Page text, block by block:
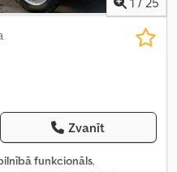
Zvanīt
funkcionāls,